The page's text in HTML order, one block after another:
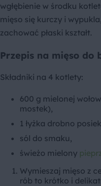
wgłębienie w środku
mięso się kurczy i
zachować płaski kształt.
Przepis na mięso do
Składniki na 4 kotlety:
600 g mielonej
mostek),
1 łyżka drobno
sól do smaku,
świeżo mielony
Wymieszaj mięso z
rób to krótko i